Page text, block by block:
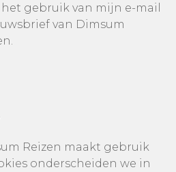
gebruik van mijn e-mail
van Dimsum
Reizen maakt gebruik
onderscheiden we in